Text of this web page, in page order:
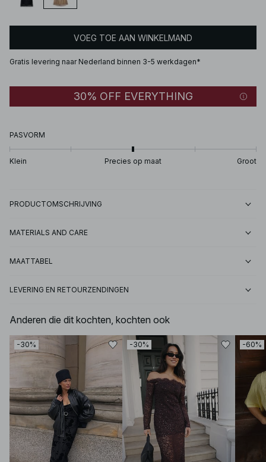
VOEG TOE AAN WINKELMAND
Gratis levering naar Nederland binnen 3-5 werkdagen*
30% OFF EVERYTHING
PASVORM
Klein Precies op maat Groot
PRODUCTOMSCHRIJVING
MATERIALS AND CARE
MAATTABEL
LEVERING EN RETOURZENDINGEN
Anderen die dit kochten, kochten ook
-30% -30% -60%